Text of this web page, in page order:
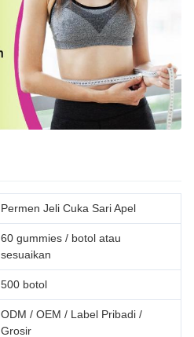
Permen Jeli Cuka Sari Apel
60 gummies / botol atau
sesuaikan
500 botol
ODM / OEM / Label Pribadi /
Grosir